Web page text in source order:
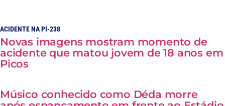
ACIDENTE NA PI-238
Novas imagens mostram momento de
acidente que matou jovem de 18 anos em
Picos
Músico conhecido como Déda morre